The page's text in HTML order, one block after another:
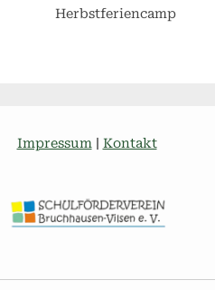
Herbstferiencamp
Impressum| Kontakt